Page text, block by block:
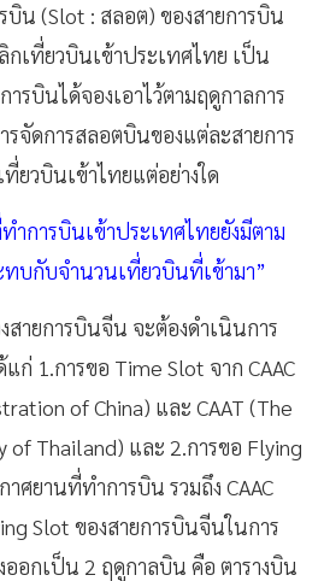
บิน (Slot : สลอต) ของสายการบิน
กเที่ยวบินเข้าประเทศไทย เป็น
รบินได้จองเอาไว้ตามฤดูกาลการ
จัดการสลอตบินของแต่ละสายการ
ยวบินเข้าไทยแต่อย่างใด
การบินเข้าประเทศไทยยังมีตาม
บกับจำนวนเที่ยวบินที่เข้ามา”
สายการบินจีน จะต้องดำเนินการ
ก่ 1.การขอ Time Slot จาก CAAC
of China) และ CAAT (The
of Thailand) และ 2.การขอ Flying
ศยานที่ทำการบิน รวมถึง CAAC
Slot ของสายการบินจีนในการ
อกเป็น 2 ฤดูกาลบิน คือ ตารางบิน